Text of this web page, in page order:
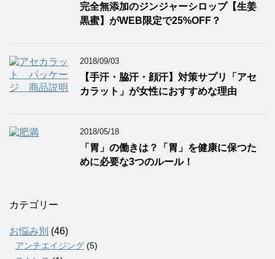
完全無添加のジンジャーシロップ【生姜
黒蜜】がWEB限定で25%OFF？
2018/09/03
【手汗・脇汗・顔汗】対策サプリ「アセ
カラット」が女性におすすめな理由
2018/05/18
「胃」の働きは？「胃」を健康に保つた
めに必要な3つのルール！
カテゴリー
お悩み別 (46)
アンチエイジング (5)